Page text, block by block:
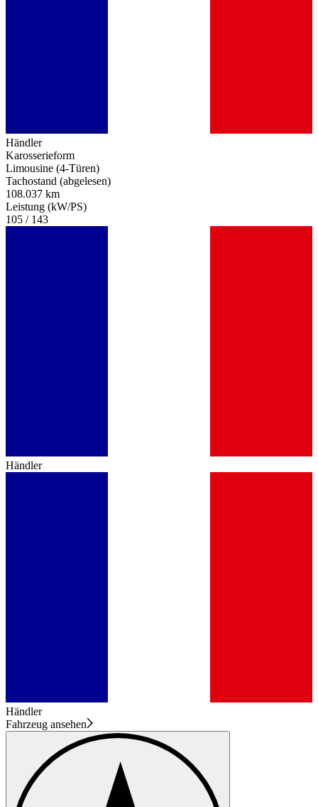
Händler
Karosserieform
Limousine (4-Türen)
Tachostand (abgelesen)
108.037 km
Leistung (kW/PS)
105 / 143
Händler
Händler
Fahrzeug ansehen